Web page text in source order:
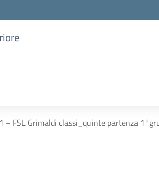
– FSL Grimaldi classi_quinte partenza